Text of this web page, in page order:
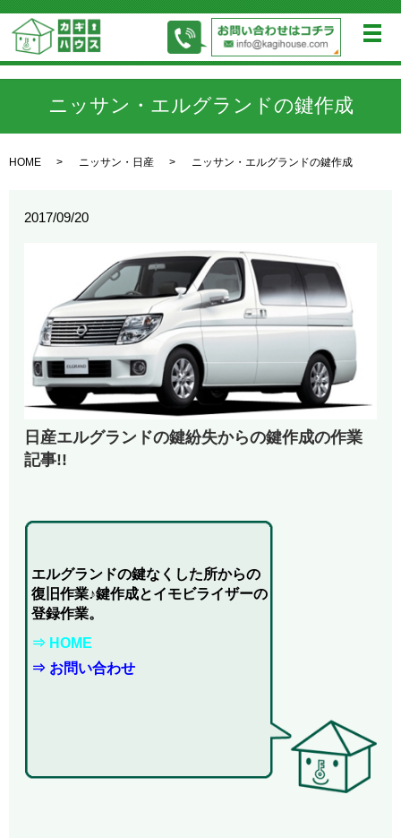
メ
ニッサン・エルグランドの鍵作成
HOME ニッサン・日産 ニッサン・エルグランドの鍵作成
2017/09/20
日産エルグランドの鍵紛失からの鍵作成の作業
記事!!
エルグランドの鍵なくした所からの
復旧作業♪鍵作成とイモビライザーの
登録作業。
⇒ HOME
⇒ お問い合わせ